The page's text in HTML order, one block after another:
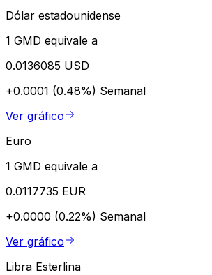
Dólar estadounidense
1 GMD equivale a
0.0136085 USD
+0.0001 (0.48%) Semanal
Ver gráfico
Euro
1 GMD equivale a
0.0117735 EUR
+0.0000 (0.22%) Semanal
Ver gráfico
Libra Esterlina